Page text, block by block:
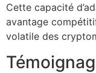
Cette capacité
avantage
volatile des